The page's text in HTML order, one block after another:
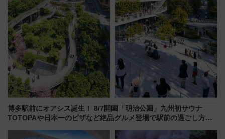
博多駅前にオアシス誕生！ 8/7開園「明治公園」九州初サウナ
TOTOPAや日本一のピザなど絶品グルメ登場で駅前の過ごし方は